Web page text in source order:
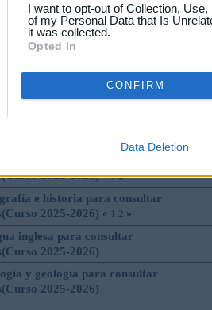
I want to opt-out of Collection,
of my Personal Data that Is
it was collected.
Opted In
CONFIRM
Data Deletion
MAESTROS Y PROFESORES
este foro.
física para consultar
2025-2026)
y literatura para consultar
2025-2026) «1 2»
e historia para consultar
2025-2026) « 1 2 »
inglesa para consultar
2025-2026)
y geología para consultar
2025-2026)